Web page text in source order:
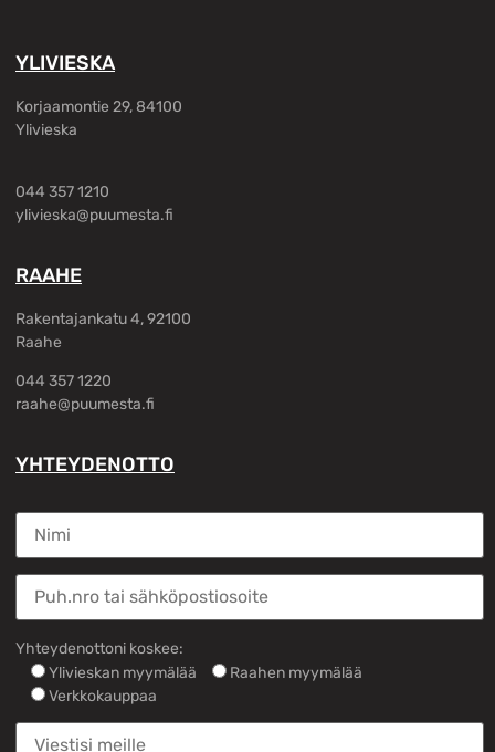
YLIVIESKA
Korjaamontie 29, 84100
Ylivieska
044 357 1210
ylivieska@puumesta.fi
RAAHE
Rakentajankatu 4, 92100
Raahe
044 357 1220
raahe@puumesta.fi
YHTEYDENOTTO
Yhteydenottoni koskee:
Ylivieskan myymälää
Raahen myymälää
Verkkokauppaa